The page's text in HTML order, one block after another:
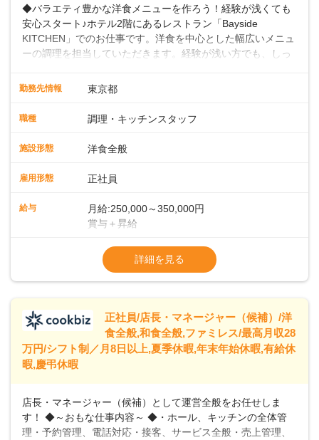
◆バラエティ豊かな洋食メニューを作ろう！経験が浅くても
安心スタート♪ホテル2階にあるレストラン「Bayside
KITCHEN」でのお仕事です。洋食を中心とした幅広いメニュ
ーの調理を担当していただきます。経験が浅い方でも、しっ
トできます。経験者は、これまでのスキルを活かして即戦力
うな流れ作業ではなく、一人ひとりが責任を持って料理に取
できます。また、20代・30代の若手や中堅スタッフにどんど
大きな特徴です。 ◆ライブキッチンでお客様を魅了！メニュ
ンを極めたベテラン。朝食・ランチの時間帯に、自家製の焼
きたてパンをメインとしたビュッフェスタイルでお客様をお
あり、お客様との距離が近い臨場感あふれる環境で、調理だ
けでなく演出スキルも身につけられます。さらに、将来的に
ァンを一緒に増やしていきましょう！
勤務先情報 東京都
職種 調理・キッチンスタッフ
施設形態 洋食全般
雇用形態 正社員
給与
月給:250,000～350,000円
賞与＋昇給
※試用期間 3ヶ月間あり（待遇変動なし）
※固定残業代15時間25,000円～を含む、超
詳細を見る
正社員/店長・マネージャー（候補）/洋
食全般,和食全般,ファミレス/最高月収28
万円/シフト制／月8日以上,夏季休暇,年末年始休暇,有給休
暇,慶弔休暇
店長・マネージャー（候補）として運営全般をお任せしま
す！ ◆～おもな仕事内容～ ◆・ホール、キッチンの全体管
理・予約管理、電話対応・接客、サービス全般・売上管理、